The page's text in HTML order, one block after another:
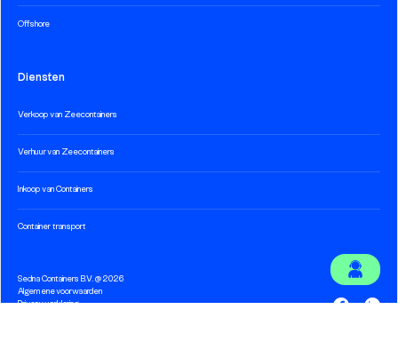
Offshore
Diensten
Verkoop van Zeecontainers
Verhuur van Zeecontainers
Inkoop van Containers
Container transport
Sedna Containers B.V. @ 2026
Algemene voorwaarden
Privacy verklaring